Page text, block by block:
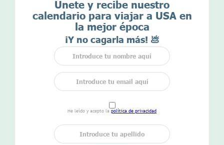
Únete y recibe nuestro
calendario para viajar a USA en
la mejor época
¡Y no cagarla más! 💩
He leído y acepto la política de privacidad